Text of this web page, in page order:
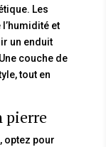
Les
et
un enduit
couche de
tout en
pierre
, optez pour